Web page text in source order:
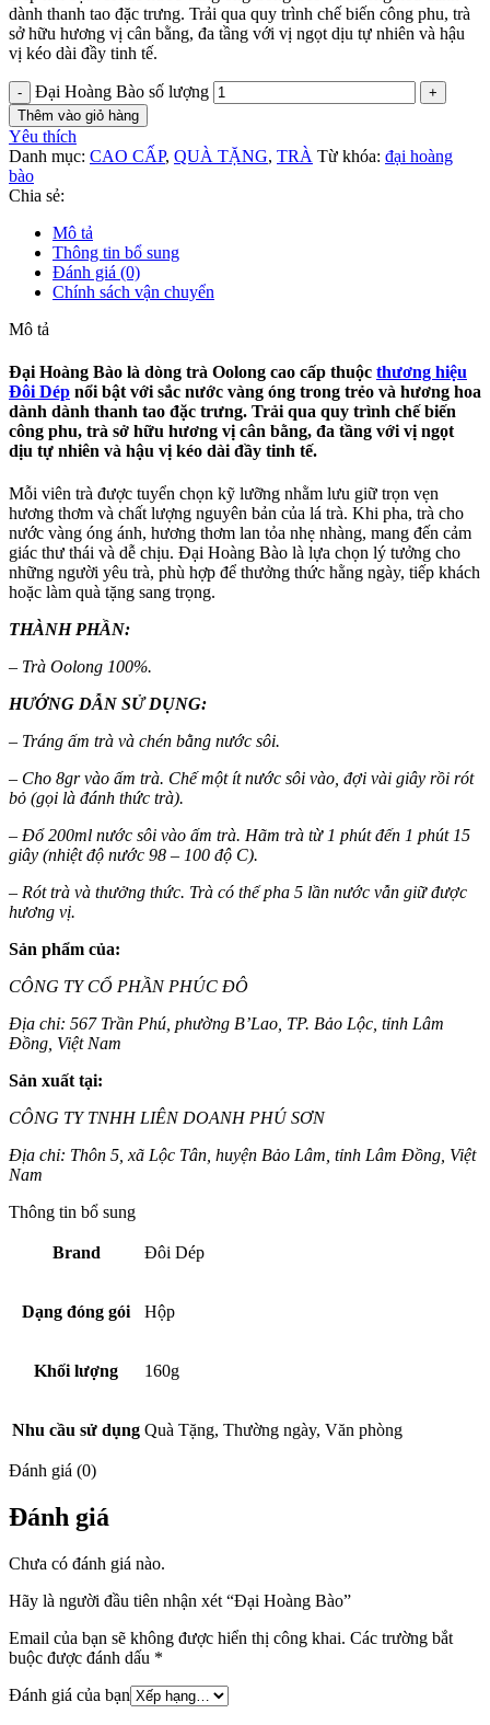
dành thanh tao đặc trưng. Trải qua quy trình chế biến công phu, trà
sở hữu hương vị cân bằng, đa tầng với vị ngọt dịu tự nhiên và hậu
vị kéo dài đầy tinh tế.
Đại Hoàng Bào số lượng
Thêm vào giỏ hàng
Yêu thích
Danh mục: CAO CẤP, QUÀ TẶNG, TRÀ Từ khóa: đại hoàng
bào
Chia sẻ:
Mô tả
Thông tin bổ sung
Đánh giá (0)
Chính sách vận chuyển
Mô tả
Đại Hoàng Bào là dòng trà Oolong cao cấp thuộc thương hiệu
Đôi Dép nổi bật với sắc nước vàng óng trong trẻo và hương hoa
dành dành thanh tao đặc trưng. Trải qua quy trình chế biến
công phu, trà sở hữu hương vị cân bằng, đa tầng với vị ngọt
dịu tự nhiên và hậu vị kéo dài đầy tinh tế.
Mỗi viên trà được tuyển chọn kỹ lưỡng nhằm lưu giữ trọn vẹn
hương thơm và chất lượng nguyên bản của lá trà. Khi pha, trà cho
nước vàng óng ánh, hương thơm lan tỏa nhẹ nhàng, mang đến cảm
giác thư thái và dễ chịu. Đại Hoàng Bào là lựa chọn lý tưởng cho
những người yêu trà, phù hợp để thưởng thức hằng ngày, tiếp khách
hoặc làm quà tặng sang trọng.
THÀNH PHẦN:
– Trà Oolong 100%.
HƯỚNG DẪN SỬ DỤNG:
– Tráng ấm trà và chén bằng nước sôi.
– Cho 8gr vào ấm trà. Chế một ít nước sôi vào, đợi vài giây rồi rót
bỏ (gọi là đánh thức trà).
– Đổ 200ml nước sôi vào ấm trà. Hãm trà từ 1 phút đến 1 phút 15
giây (nhiệt độ nước 98 – 100 độ C).
– Rót trà và thưởng thức. Trà có thể pha 5 lần nước vẫn giữ được
hương vị.
Sản phẩm của:
CÔNG TY CỔ PHẦN PHÚC ĐÔ
Địa chỉ: 567 Trần Phú, phường B’Lao, TP. Bảo Lộc, tỉnh Lâm
Đồng, Việt Nam
Sản xuất tại:
CÔNG TY TNHH LIÊN DOANH PHÚ SƠN
Địa chỉ: Thôn 5, xã Lộc Tân, huyện Bảo Lâm, tỉnh Lâm Đồng, Việt
Nam
Thông tin bổ sung
Brand Đôi Dép
Dạng đóng gói Hộp
Khối lượng 160g
Nhu cầu sử dụng Quà Tặng, Thường ngày, Văn phòng
Đánh giá (0)
Đánh giá
Chưa có đánh giá nào.
Hãy là người đầu tiên nhận xét “Đại Hoàng Bào”
Email của bạn sẽ không được hiển thị công khai. Các trường bắt
buộc được đánh dấu *
Đánh giá của bạn